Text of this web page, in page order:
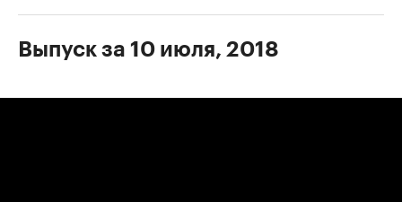
Выпуск за 10 июля, 2018